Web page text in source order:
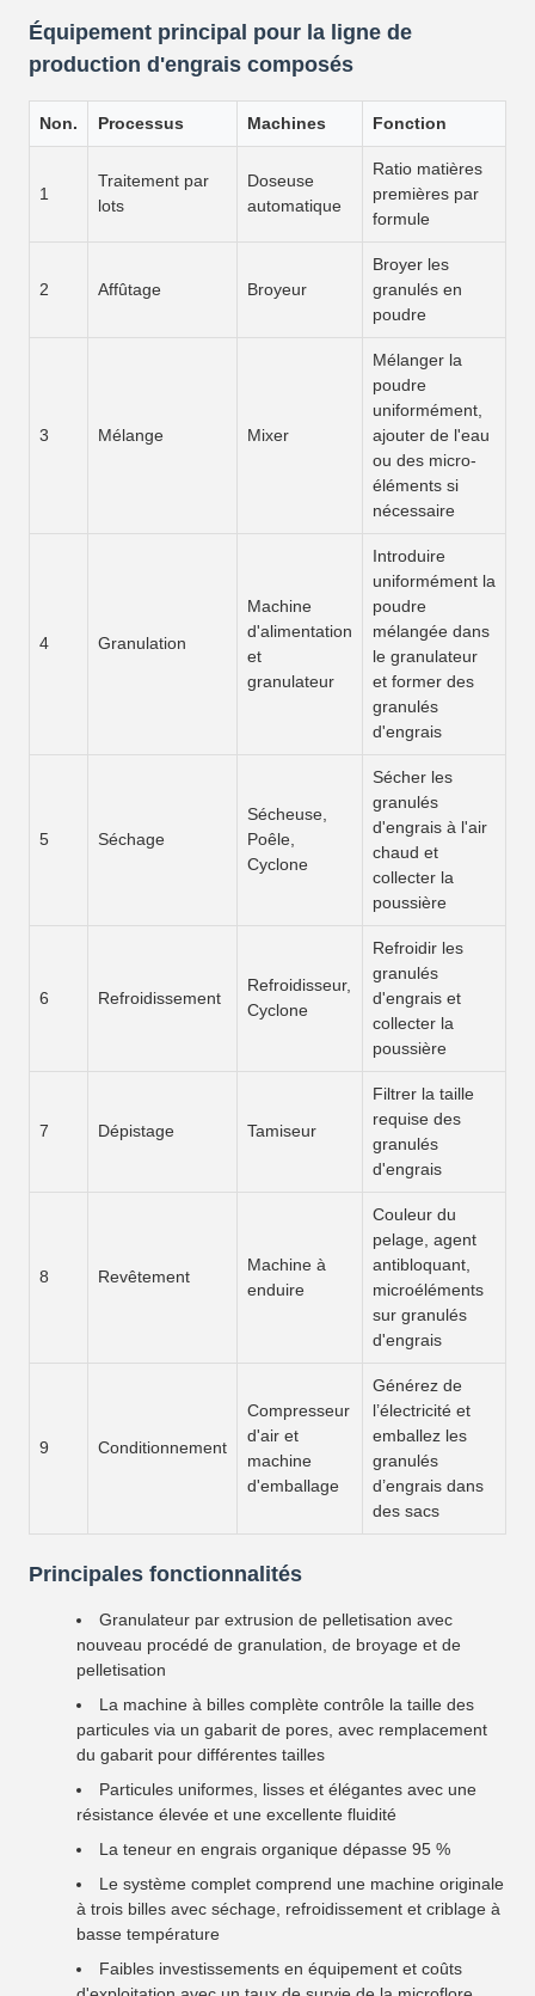
Équipement principal pour la ligne de
production d'engrais composés
Non. Processus Machines Fonction
1
Traitement par
lots
Doseuse
automatique
Ratio matières
premières par
formule
2 Affûtage Broyeur
Broyer les
granulés en
poudre
3 Mélange Mixer
Mélanger la
poudre
uniformément,
ajouter de l'eau
ou des micro-
éléments si
nécessaire
4 Granulation
Machine
d'alimentation
et
granulateur
Introduire
uniformément la
poudre
mélangée dans
le granulateur
et former des
granulés
d'engrais
5 Séchage
Sécheuse,
Poêle,
Cyclone
Sécher les
granulés
d'engrais à l'air
chaud et
collecter la
poussière
6 Refroidissement
Refroidisseur,
Cyclone
Refroidir les
granulés
d'engrais et
collecter la
poussière
7 Dépistage Tamiseur
Filtrer la taille
requise des
granulés
d'engrais
8 Revêtement
Machine à
enduire
Couleur du
pelage, agent
antibloquant,
microéléments
sur granulés
d'engrais
9 Conditionnement
Compresseur
d'air et
machine
d'emballage
Générez de
l’électricité et
emballez les
granulés
d’engrais dans
des sacs
Principales fonctionnalités
Granulateur par extrusion de pelletisation avec
nouveau procédé de granulation, de broyage et de
pelletisation
La machine à billes complète contrôle la taille des
particules via un gabarit de pores, avec remplacement
du gabarit pour différentes tailles
Particules uniformes, lisses et élégantes avec une
résistance élevée et une excellente fluidité
La teneur en engrais organique dépasse 95 %
Le système complet comprend une machine originale
à trois billes avec séchage, refroidissement et criblage à
basse température
Faibles investissements en équipement et coûts